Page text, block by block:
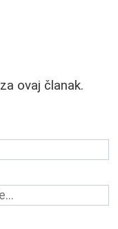
ovaj članak.